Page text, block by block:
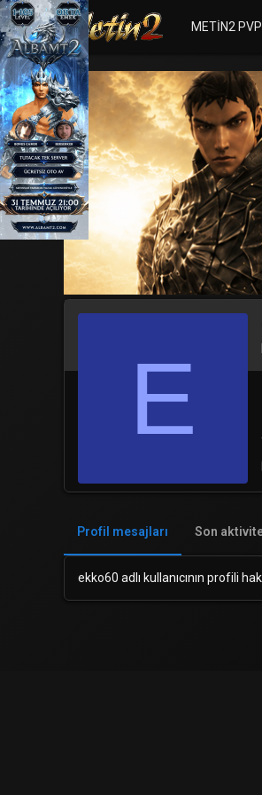
METIN2
E
Profil mesajları Son
ekko60 adlı kullanıcının profili